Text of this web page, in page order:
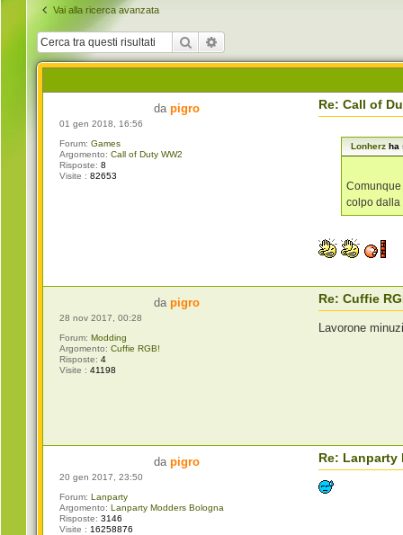
Vai alla ricerca avanzata
Cerca
dapigro
01 gen 2018, 16:56
Forum: Games
Argomento: Call of Duty WW2
Risposte: 8
Visite : 82653
Re: Call of
Lonherz ha
colpo
dapigro
28 nov 2017, 00:28
Forum: Modding
Argomento: Cuffie RGB!
Risposte: 4
Visite : 41198
Re: Cuffie
Lavorone
dapigro
20 gen 2017, 23:50
Forum: Lanparty
Argomento: Lanparty Modders Bologna
Risposte: 3146
Visite : 16258876
Re: Lanparty